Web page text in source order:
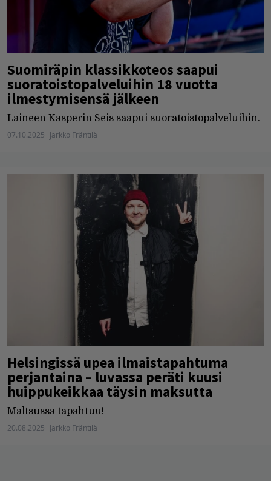
Suomiräpin klassikkoteos saapui
suoratoistopalveluihin 18 vuotta
ilmestymisensä jälkeen
Laineen Kasperin Seis saapui suoratoistopalveluihin.
07.10.2025 Jarkko Fräntilä
Helsingissä upea ilmaistapahtuma
perjantaina – luvassa peräti kuusi
huippukeikkaa täysin maksutta
Maltsussa tapahtuu!
20.08.2025 Jarkko Fräntilä